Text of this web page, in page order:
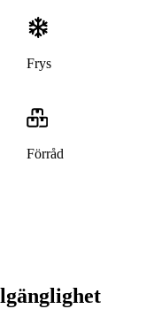
Frys
Förråd